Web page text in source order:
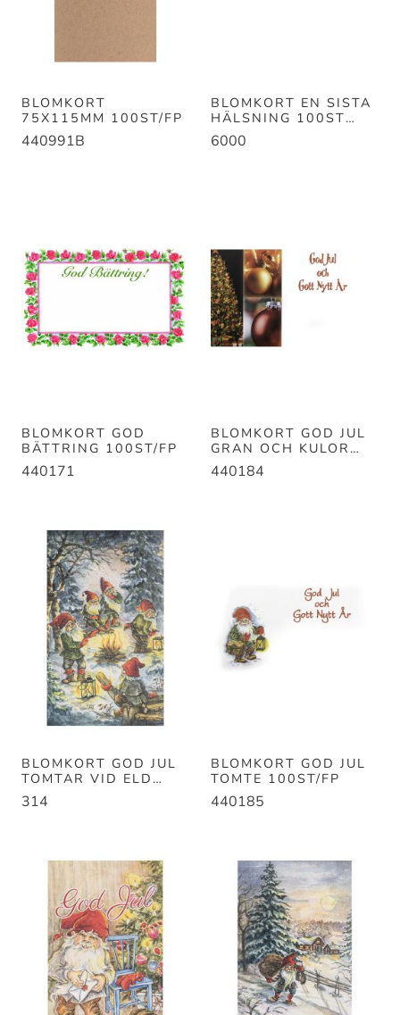
BLOMKORT
75X115MM 100ST/FP
440991B
BLOMKORT EN SISTA
HÄLSNING 100ST
B115MM H75MM
6000
BLOMKORT GOD
BÄTTRING 100ST/FP
440171
BLOMKORT GOD JUL
GRAN OCH KULOR
100ST/FP
440184
BLOMKORT GOD JUL
TOMTAR VID ELD
100ST/FP B55MM
H92
314
BLOMKORT GOD JUL
TOMTE 100ST/FP
440185